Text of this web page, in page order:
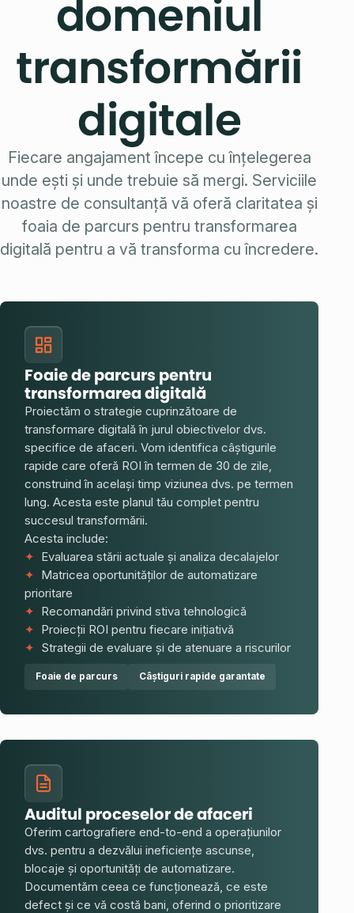
domeniul
transformării
digitale
Fiecare angajament începe cu înțelegerea
unde ești și unde trebuie să mergi. Serviciile
noastre de consultanță vă oferă claritatea și
foaia de parcurs pentru transformarea
digitală pentru a vă transforma cu încredere.
Foaie de parcurs pentru
transformarea digitală
Proiectăm o strategie cuprinzătoare de
transformare digitală în jurul obiectivelor dvs.
specifice de afaceri. Vom identifica câștigurile
rapide care oferă ROI în termen de 30 de zile,
construind în același timp viziunea dvs. pe termen
lung. Acesta este planul tău complet pentru
succesul transformării.
Acesta include:
✦
Evaluarea stării actuale și analiza decalajelor
✦
Matricea oportunităților de automatizare
prioritare
✦
Recomandări privind stiva tehnologică
✦
Proiecții ROI pentru fiecare inițiativă
✦
Strategii de evaluare și de atenuare a riscurilor
Foaie de parcurs Câștiguri rapide garantate
Auditul proceselor de afaceri
Oferim cartografiere end-to-end a operațiunilor
dvs. pentru a dezvălui ineficiențe ascunse,
blocaje și oportunități de automatizare.
Documentăm ceea ce funcționează, ce este
defect și ce vă costă bani, oferind o prioritizare